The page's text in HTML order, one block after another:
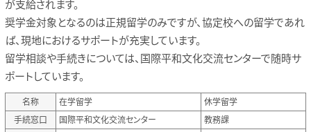
が支給されます。
奨学金対象となるのは正規留学のみですが、協定校への留学であれ
ば、現地におけるサポートが充実しています。
留学相談や手続きについては、国際平和文化交流センターで随時サ
ポートしています。
名称 在学留学
休学留学
手続窓口
国際平和文化交流センター
教務課